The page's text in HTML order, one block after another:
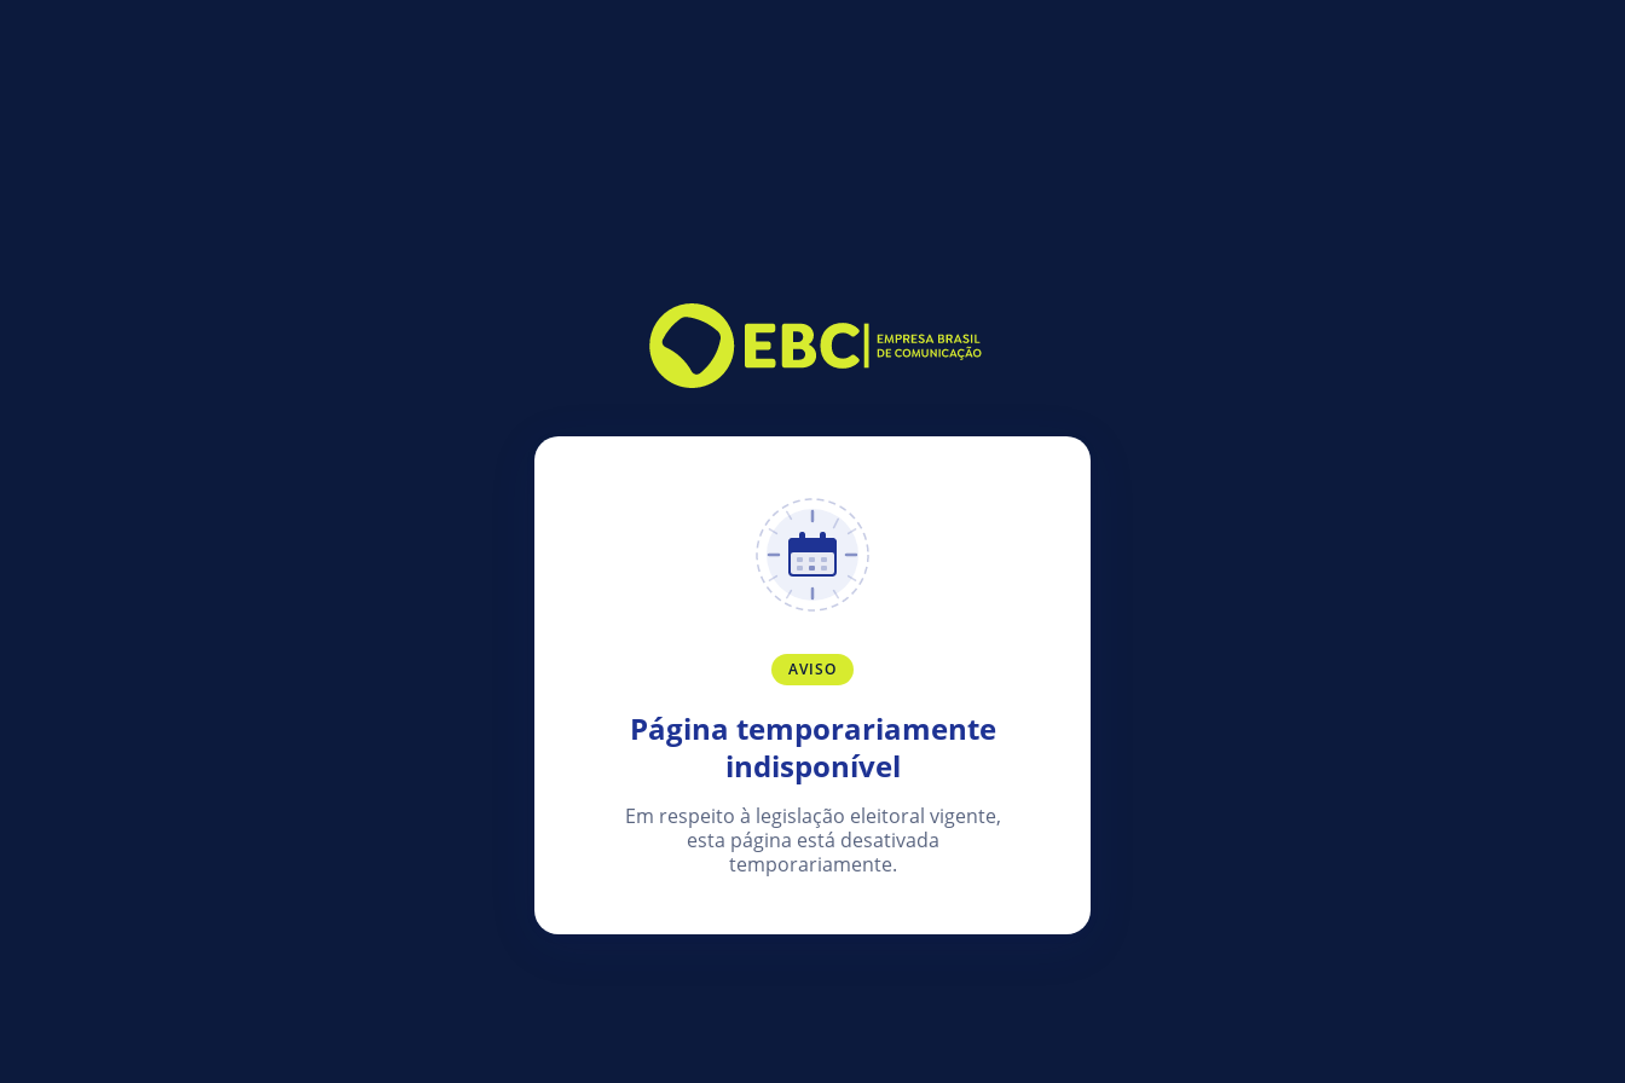
AVISO
Página temporariamente
indisponível
Em respeito à legislação eleitoral vigente,
esta página está desativada
temporariamente.